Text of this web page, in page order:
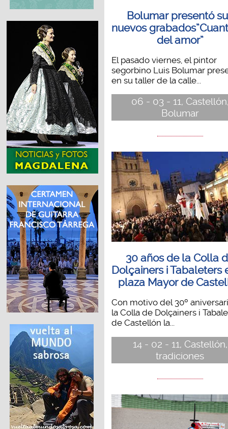
Bolumar presentó
nuevos
del amor”
El pasado viernes, el pintor
segorbino Luis Bolumar
en su taller de la calle...
06 - 03 - 11,
Bolumar
30 años de la Colla
Dolçainers i Tabaleters
plaza Mayor de
Con motivo del 30º
la Colla de Dolçainers i
de Castellón la...
14 - 02 - 11, Castellón,
tradiciones